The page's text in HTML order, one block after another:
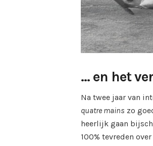
… en het
Na twee jaar van
quatre mains zo
heerlijk gaan
100% tevreden